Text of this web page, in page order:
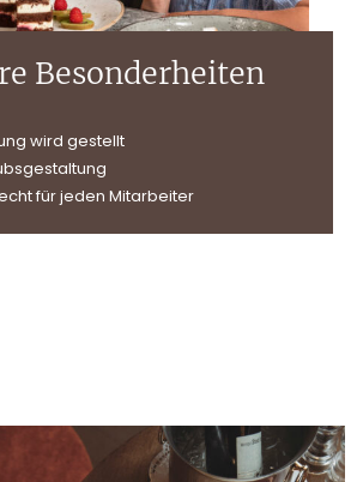
Besonderheiten
wird gestellt
für jeden Mitarbeiter